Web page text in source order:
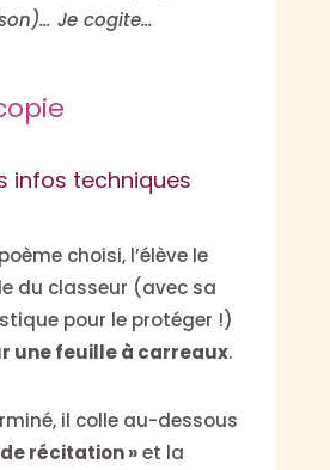
Je cogite…
infos techniques
choisi, l’élève le
du classeur (avec sa
pour le protéger !)
une feuille à carreaux.
il colle au-dessous
récitation »et la